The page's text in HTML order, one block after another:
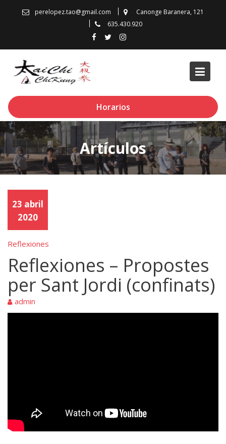
perelopez.tao@gmail.com
Canonge Baranera, 121
635.430.920
Horarios
Artículos
23 abril
2020
Reflexiones
Reflexiones – Propostes
per Sant Jordi (confinats)
admin